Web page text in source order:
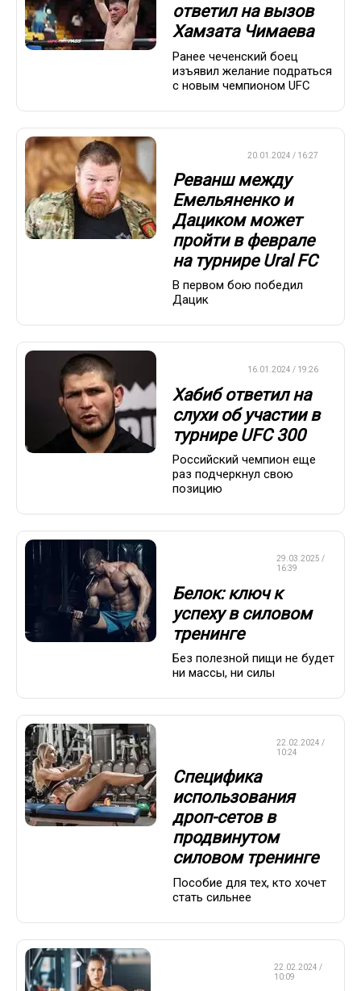
ответил на вызов
Хамзата Чимаева
Ранее чеченский боец
изъявил желание подраться
с новым чемпионом UFC
20.01.2024 / 16:27
Реванш между
Емельяненко и
Дациком может
пройти в феврале
на турнире Ural FC
В первом бою победил
Дацик
16.01.2024 / 19:26
Хабиб ответил на
слухи об участии в
турнире UFC 300
Российский чемпион еще
раз подчеркнул свою
позицию
29.03.2025 /
16:39
Белок: ключ к
успеху в силовом
тренинге
Без полезной пищи не будет
ни массы, ни силы
22.02.2024 /
10:24
Специфика
использования
дроп-сетов в
продвинутом
силовом тренинге
Пособие для тех, кто хочет
стать сильнее
22.02.2024 /
10:09